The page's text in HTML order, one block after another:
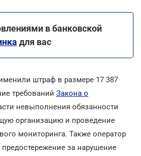
в банковской
для вас
штраф в размере 17 387
требований Закона о
невыполнения обязанности
организацию и проведение
мониторинга. Также оператор
за нарушение